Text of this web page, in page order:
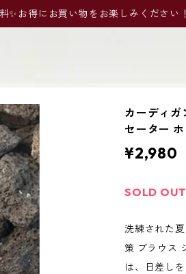
お得にお買い物をお楽しみください！
カーディガ
セーター
¥2,980
SOLD OUT
洗練された
策 ブラウス
は、日差し